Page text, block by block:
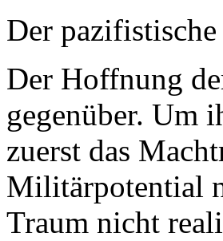
Der
Der Hoffnung
gegenüber. Um
zuerst das
Militärpotential
Traum nicht